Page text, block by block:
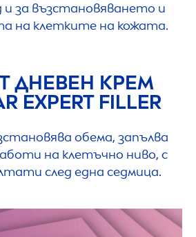
и за възстановяването и
на клетките на кожата.
ДНЕВЕН КРЕМ
EXPERT FILLER
обема, запълва
на клетъчно ниво, с
след една седмица.